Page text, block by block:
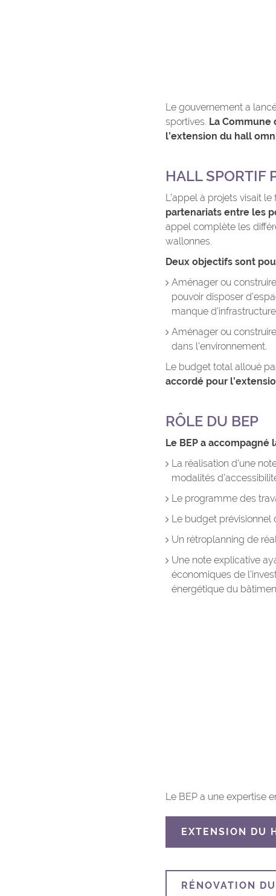
Le gouvernement a
sportives. La Commune
l’extension du hall
HALL SPORTIF
L’appel à projets visait le
partenariats entre les
appel complète les
wallonnes.
Deux objectifs sont
Aménager ou
pouvoir disposer
manque
Aménager ou
dans l’environnement.
Le budget total alloué
accordé pour
RÔLE DU BEP
Le BEP a
La réalisation d’une
modalités
Le programme des
Le budget
Un rétroplanning de
Une note explicative
économiques de
énergétique du
Le BEP a une expertise
EXTENSION DU
RÉNOVATION